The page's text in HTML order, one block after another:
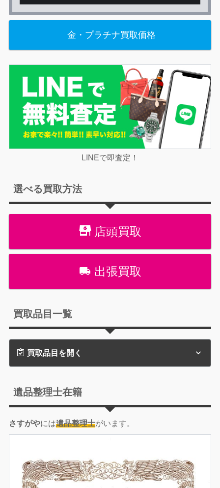
金・プラチナ買取価格
LINEで即査定！
選べる買取方法
店頭買取
出張買取
買取品目一覧
買取品目を開く
遺品整理士在籍
さすがやには遺品整理士がいます。